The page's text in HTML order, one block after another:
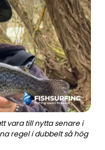
vara till nytta senare i
regel i dubbelt så hög